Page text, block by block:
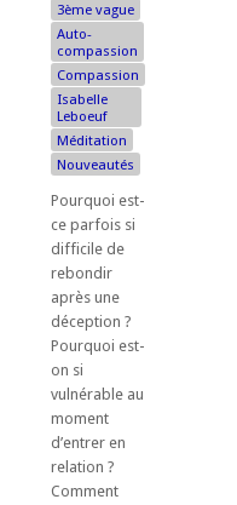
3ème vague
Auto-
compassion
Compassion
Isabelle
Leboeuf
Méditation
Nouveautés
Pourquoi est-
ce parfois si
difficile de
rebondir
après une
déception ?
Pourquoi est-
on si
vulnérable au
moment
d’entrer en
relation ?
Comment